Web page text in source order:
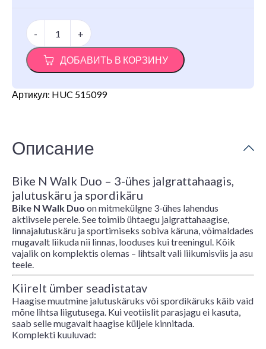
-
Количество
товара
Hauck
Bike
N
Duo
+
ДОБАВИТЬ В КОРЗИНУ
Артикул: HUC 515099
Описание
Bike N Walk Duo – 3-ühes jalgrattahaagis,
jalutuskäru ja spordikäru
Bike N Walk Duo on mitmekülgne 3-ühes lahendus
aktiivsele perele. See toimib ühtaegu jalgrattahaagise,
linnajalutuskäru ja sportimiseks sobiva käruna, võimaldades
mugavalt liikuda nii linnas, looduses kui treeningul. Kõik
vajalik on komplektis olemas – lihtsalt vali liikumisviis ja asu
teele.
Kiirelt ümber seadistatav
Haagise muutmine jalutuskäruks või spordikäruks käib vaid
mõne lihtsa liigutusega. Kui veotiislit parasjagu ei kasuta,
saab selle mugavalt haagise küljele kinnitada.
Komplekti kuuluvad: